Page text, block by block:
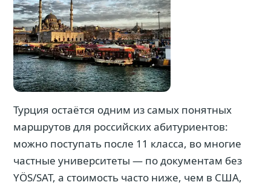
Турция остаётся одним из самых понятных
маршрутов для российских абитуриентов:
можно поступать после 11 класса, во многие
частные университеты — по документам без
YÖS/SAT, а стоимость часто ниже, чем в США,